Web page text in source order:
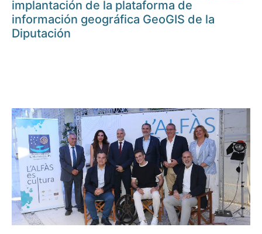
implantación de la plataforma de
información geográfica GeoGIS de la
Diputación